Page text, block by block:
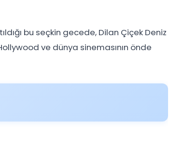
bu seçkin gecede, Dilan Çiçek Deniz
ve dünya sinemasının önde